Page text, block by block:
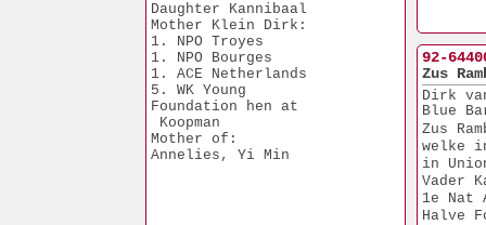
Daughter Kannibaal
Mother Klein Dirk:
1. NPO Troyes
1. NPO Bourges
1. ACE Netherlands
5. WK Young
Foundation hen at
Koopman
Mother of:
Annelies, Yi Min
92-
Zus
Dirk
Blue
Zus
welke
in
Vader
1e Nat
Halve